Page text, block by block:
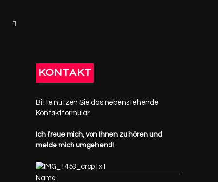
KONTAKT
Bitte nutzen Sie das nebenstehende
Kontaktformular.
Ich freue mich, von Ihnen zu hören und
melde mich umgehend!
Name